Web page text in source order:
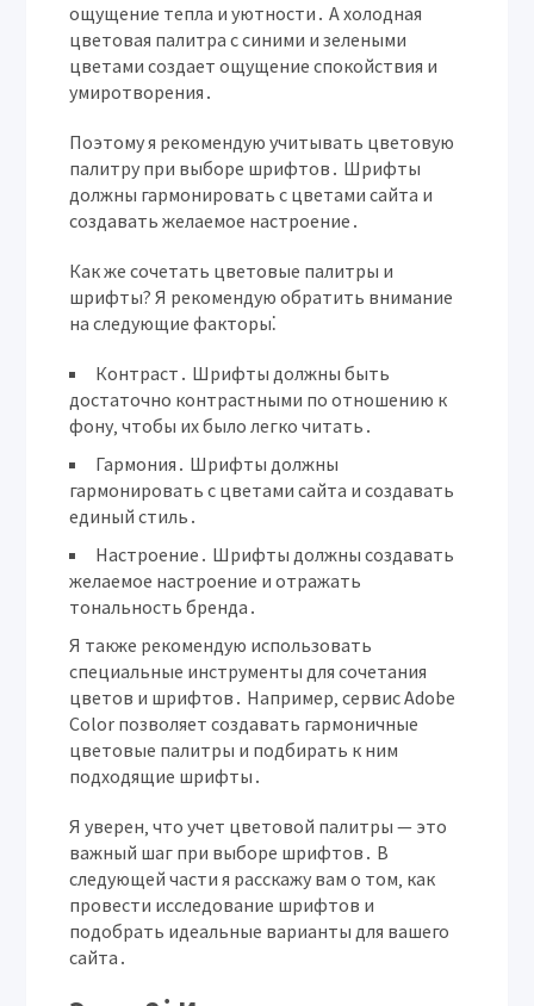
ощущение тепла и уютности․ А холодная
цветовая палитра с синими и зелеными
цветами создает ощущение спокойствия и
умиротворения․
Поэтому я рекомендую учитывать цветовую
палитру при выборе шрифтов․ Шрифты
должны гармонировать с цветами сайта и
создавать желаемое настроение․
Как же сочетать цветовые палитры и
шрифты? Я рекомендую обратить внимание
на следующие факторы⁚
Контраст․ Шрифты должны быть
достаточно контрастными по отношению к
фону‚ чтобы их было легко читать․
Гармония․ Шрифты должны
гармонировать с цветами сайта и создавать
единый стиль․
Настроение․ Шрифты должны создавать
желаемое настроение и отражать
тональность бренда․
Я также рекомендую использовать
специальные инструменты для сочетания
цветов и шрифтов․ Например‚ сервис Adobe
Color позволяет создавать гармоничные
цветовые палитры и подбирать к ним
подходящие шрифты․
Я уверен‚ что учет цветовой палитры — это
важный шаг при выборе шрифтов․ В
следующей части я расскажу вам о том‚ как
провести исследование шрифтов и
подобрать идеальные варианты для вашего
сайта․